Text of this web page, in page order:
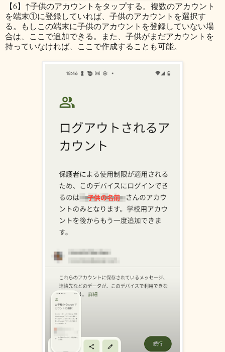
【6】↑子供のアカウントをタップする。複数のアカウント
を端末①に登録していれば、子供のアカウントを選択す
る。もしこの端末に子供のアカウントを登録していない場
合は、ここで追加できる。また、子供がまだアカウントを
持っていなければ、ここで作成することも可能。